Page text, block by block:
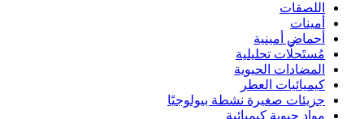
اللصقات
أمينات
أحماض أمينية
مُستَحلَّات تحليلية
المضادات الحيوية
كيميائيات العطر
جزيئات صغيرة نشطة بيولوجيًا
مواد حيوية كيميائية